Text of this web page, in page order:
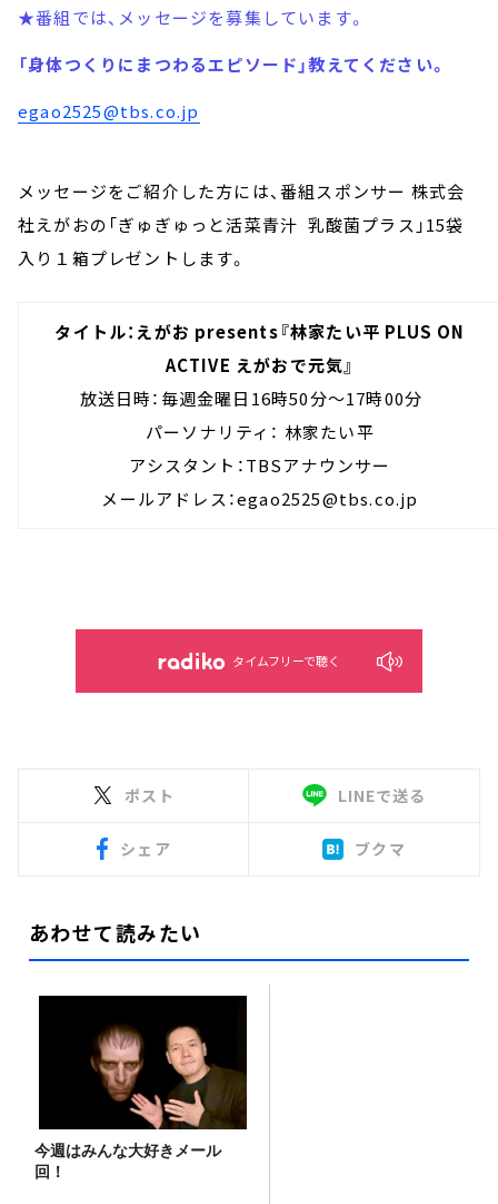
★番組では、メッセージを募集しています。
「身体つくりにまつわるエピソード」教えてください。
egao2525@tbs.co.jp
メッセージをご紹介した方には、番組スポンサー 株式会
社えがおの「ぎゅぎゅっと活菜青汁 乳酸菌プラス」15袋
入り１箱プレゼントします。
タイトル：えがお presents『林家たい平 PLUS ON
ACTIVE えがおで元気』
放送日時：毎週金曜日16時50分～17時00分
パーソナリティ： 林家たい平
アシスタント：TBSアナウンサー
メールアドレス：egao2525@tbs.co.jp
タイムフリーで聴く
ポスト LINEで送る
シェア ブクマ
あわせて読みたい
今週はみんな大好きメール
回！